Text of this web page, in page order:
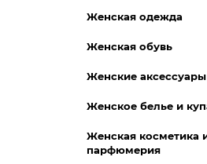
Женская одежда
Женская обувь
Женские аксессуары
Женское белье и
Женская косметика
парфюмерия